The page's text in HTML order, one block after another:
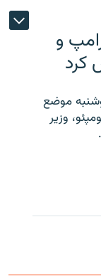
و
کرد
موضع
وزیر